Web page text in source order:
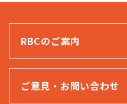
RBCのご案内
ご意見・お問い合わせ